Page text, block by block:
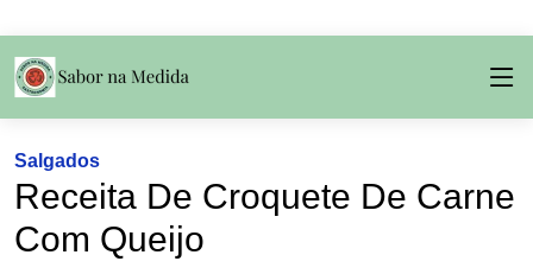
Salgados
Receita De Croquete De Carne
Com Queijo